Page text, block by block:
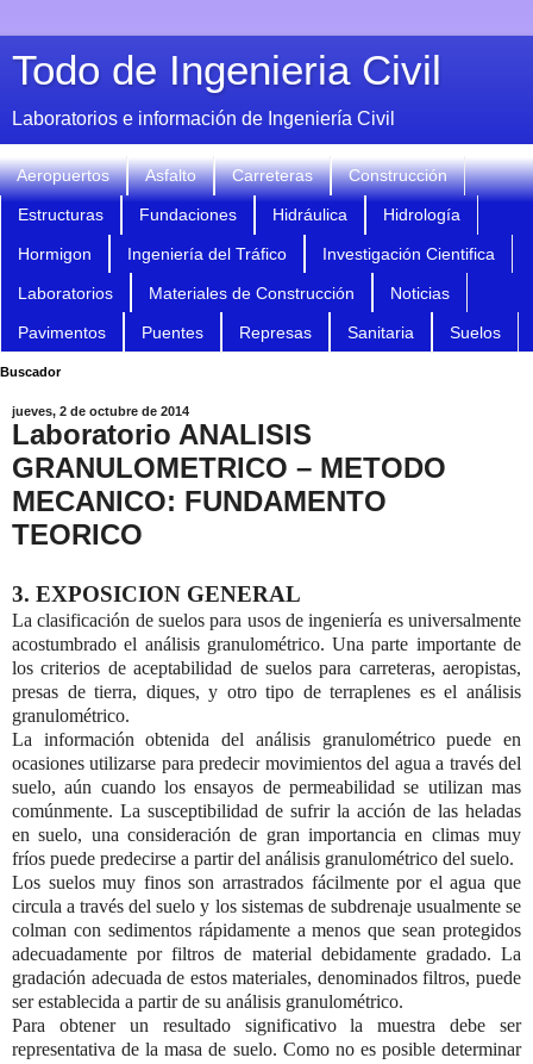
Todo de Ingenieria Civil
Laboratorios e información de Ingeniería Civil
Aeropuertos Asfalto Carreteras Construcción
Estructuras Fundaciones Hidráulica Hidrología
Hormigon Ingeniería del Tráfico Investigación Cientifica
Laboratorios Materiales de Construcción Noticias
Pavimentos Puentes Represas Sanitaria Suelos
Buscador
jueves, 2 de octubre de 2014
Laboratorio ANALISIS
GRANULOMETRICO – METODO
MECANICO: FUNDAMENTO
TEORICO
3. EXPOSICION GENERAL
La clasificación de suelos para usos de ingeniería es universalmente
acostumbrado el análisis granulométrico. Una parte importante de
los criterios de aceptabilidad de suelos para carreteras, aeropistas,
presas de tierra, diques, y otro tipo de terraplenes es el análisis
granulométrico.
La información obtenida del análisis granulométrico puede en
ocasiones utilizarse para predecir movimientos del agua a través del
suelo, aún cuando los ensayos de permeabilidad se utilizan mas
comúnmente. La susceptibilidad de sufrir la acción de las heladas
en suelo, una consideración de gran importancia en climas muy
fríos puede predecirse a partir del análisis granulométrico del suelo.
Los suelos muy finos son arrastrados fácilmente por el agua que
circula a través del suelo y los sistemas de subdrenaje usualmente se
colman con sedimentos rápidamente a menos que sean protegidos
adecuadamente por filtros de material debidamente gradado. La
gradación adecuada de estos materiales, denominados filtros, puede
ser establecida a partir de su análisis granulométrico.
Para obtener un resultado significativo la muestra debe ser
representativa de la masa de suelo. Como no es posible determinar